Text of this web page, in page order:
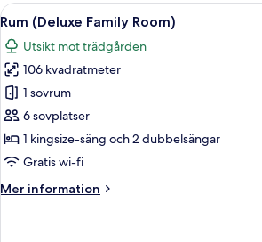
Öppna
alla
foton
för
Rum
(Deluxe
Family
Room)
Ett
4
Rum (Deluxe Family Room)
Utsikt mot trädgården
106 kvadratmeter
1 sovrum
6 sovplatser
1 kingsize-säng och 2 dubbelsängar
Gratis wi-fi
Mer information
Mer